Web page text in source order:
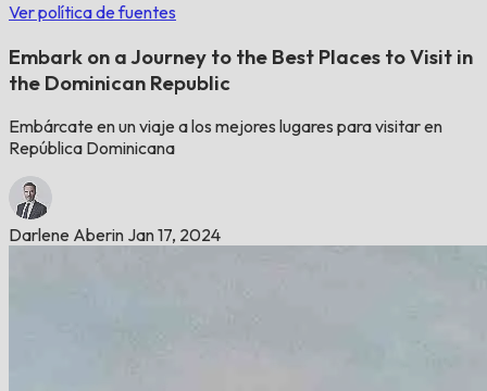
Ver política de fuentes
Embark on a Journey to the Best Places to Visit in
the Dominican Republic
Embárcate en un viaje a los mejores lugares para visitar en
República Dominicana
Darlene Aberin Jan 17, 2024